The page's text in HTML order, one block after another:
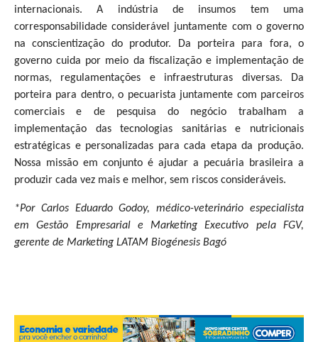
internacionais. A indústria de insumos tem uma
corresponsabilidade considerável juntamente com o governo
na conscientização do produtor. Da porteira para fora, o
governo cuida por meio da fiscalização e implementação de
normas, regulamentações e infraestruturas diversas. Da
porteira para dentro, o pecuarista juntamente com parceiros
comerciais e de pesquisa do negócio trabalham a
implementação das tecnologias sanitárias e nutricionais
estratégicas e personalizadas para cada etapa da produção.
Nossa missão em conjunto é ajudar a pecuária brasileira a
produzir cada vez mais e melhor, sem riscos consideráveis.
*Por Carlos Eduardo Godoy, médico-veterinário especialista
em Gestão Empresarial e Marketing Executivo pela FGV,
gerente de Marketing LATAM Biogénesis Bagó